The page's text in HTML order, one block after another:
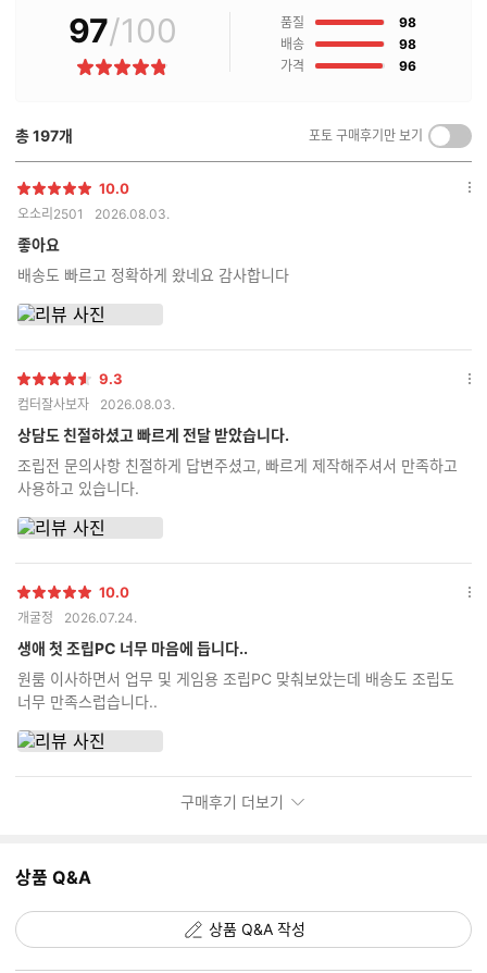
매
후
기
97/100
별
품질 98점
배송
98점
가격
96점
총197개 포토 구매후기만 보기
켜
기/
별
점
10.0
오소리2501 2026.08.03.
좋아요
배송도 빠르고 정확하게 왔네요 감사합니다
옵
별
점
9.3
컴터잘사보자 2026.08.03.
상담도 친절하셨고 빠르게 전달 받았습니다.
조립전 문의사항 친절하게 답변주셨고, 빠르게 제작해주셔서 만족하고
사용하고 있습니다.
옵
별
점
10.0
개굴정 2026.07.24.
생애 첫 조립PC 너무 마음에 듭니다..
원룸 이사하면서 업무 및 게임용 조립PC 맞춰보았는데 배송도 조립도
너무 만족스럽습니다..
옵
구매후기 더보기
상품 Q&A
상품 Q&A 작성